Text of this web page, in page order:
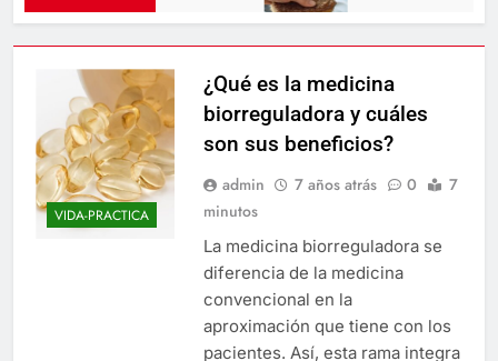
VIDA-PRACTICA
¿Qué es la medicina
biorreguladora y cuáles
son sus beneficios?
admin 7 años atrás 0
7
minutos
La medicina biorreguladora se
diferencia de la medicina
convencional en la
aproximación que tiene con los
pacientes. Así, esta rama integra